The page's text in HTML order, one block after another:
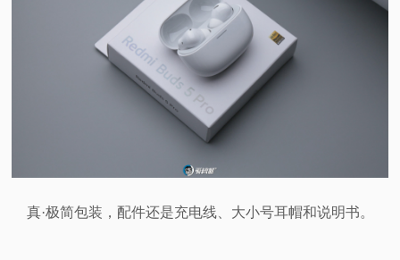
真·极简包装，配件还是充电线、大小号耳帽和说明书。